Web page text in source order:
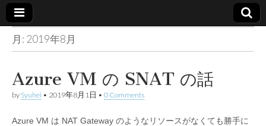
Made in
container
月: 2019年8月
Azure VM の SNAT の話
by Syuhei • 2019年8月1日 • 0 Comments
Azure VM は NAT Gateway のようなリソースがなくても勝手に